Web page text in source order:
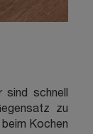
schnell
zu
Kochen